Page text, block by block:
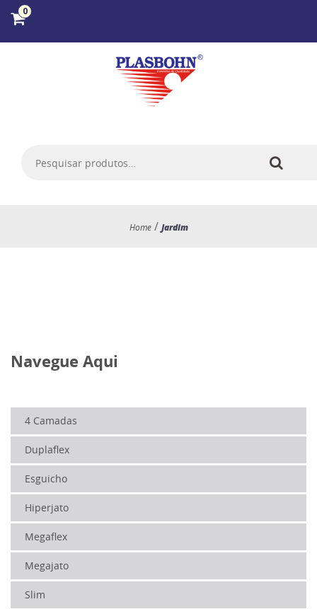
Home/ Jardim
Navegue Aqui
4 Camadas
Duplaflex
Esguicho
Hiperjato
Megaflex
Megajato
Slim
0